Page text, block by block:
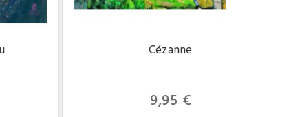
Cézanne
Prix
9,95 €